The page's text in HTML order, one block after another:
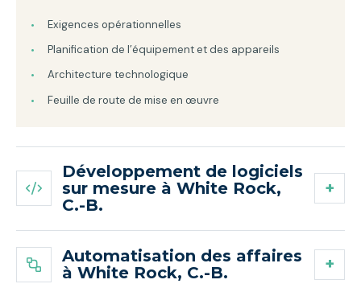
Exigences opérationnelles
Planification de l’équipement et des appareils
Architecture technologique
Feuille de route de mise en œuvre
Développement de logiciels
sur mesure à White Rock,
C.-B.
Automatisation des affaires
à White Rock, C.-B.